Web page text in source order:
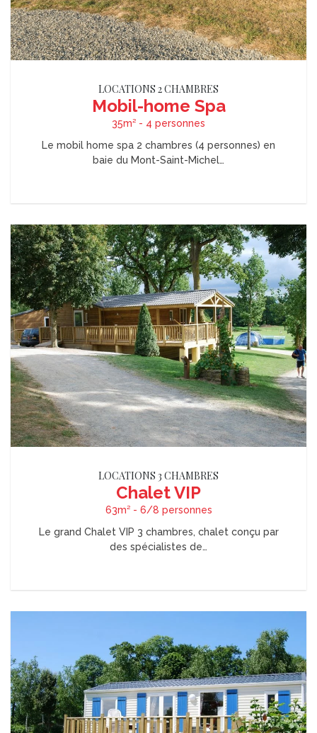
LOCATIONS 2 CHAMBRES
Mobil-home Spa
35m² - 4 personnes
Le mobil home spa 2 chambres (4 personnes) en
baie du Mont-Saint-Michel…
LOCATIONS 3 CHAMBRES
Chalet VIP
63m² - 6/8 personnes
Le grand Chalet VIP 3 chambres, chalet conçu par
des spécialistes de…